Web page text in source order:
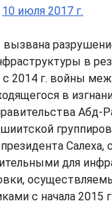
10 июля 2017 г.
в
2014 г. войны
в
Абд-
Салеха,
для
с начала 2015 г.